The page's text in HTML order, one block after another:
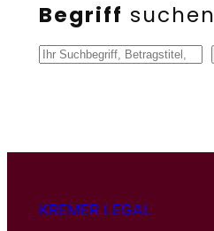
Begriff suchen
S
n
KREMER LEGAL